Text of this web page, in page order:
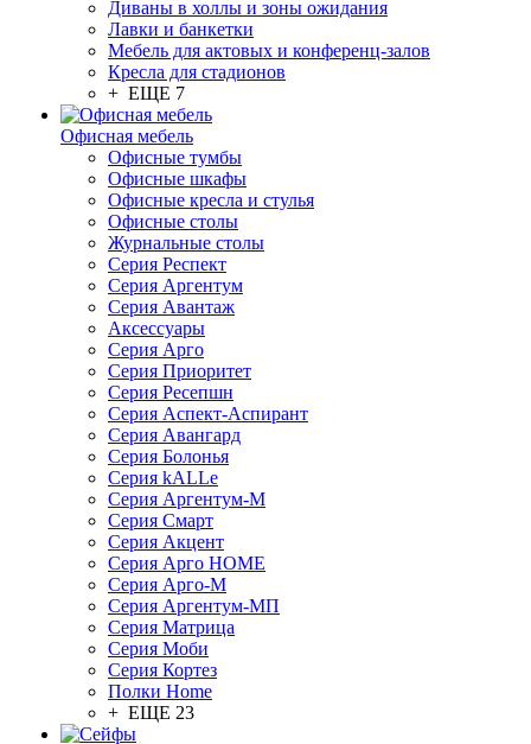
Диваны в холлы и зоны ожидания
Лавки и банкетки
Мебель для актовых и конференц-залов
Кресла для стадионов
+ ЕЩЕ 7
Офисная мебель
Офисные тумбы
Офисные шкафы
Офисные кресла и стулья
Офисные столы
Журнальные столы
Серия Респект
Серия Аргентум
Серия Авантаж
Аксессуары
Серия Арго
Серия Приоритет
Серия Ресепшн
Серия Аспект-Аспирант
Серия Авангард
Серия Болонья
Серия kALLe
Серия Аргентум-М
Серия Смарт
Серия Акцент
Серия Арго HOME
Серия Арго-М
Серия Аргентум-МП
Серия Матрица
Серия Моби
Серия Кортез
Полки Home
+ ЕЩЕ 23